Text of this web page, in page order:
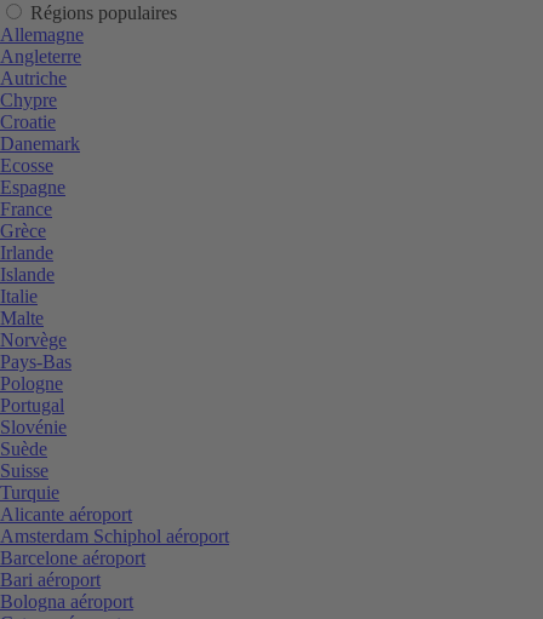
Régions populaires
Allemagne
Angleterre
Autriche
Chypre
Croatie
Danemark
Ecosse
Espagne
France
Grèce
Irlande
Islande
Italie
Malte
Norvège
Pays-Bas
Pologne
Portugal
Slovénie
Suède
Suisse
Turquie
Alicante aéroport
Amsterdam Schiphol aéroport
Barcelone aéroport
Bari aéroport
Bologna aéroport